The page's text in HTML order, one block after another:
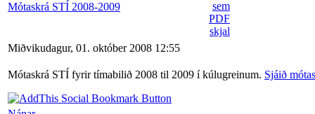
Mótaskrá STÍ 2008-2009
Miðvikudagur, 01. október 2008 12:55
Mótaskrá STÍ fyrir tímabilið 2008 til 2009 í kúlugreinum. Sjáið